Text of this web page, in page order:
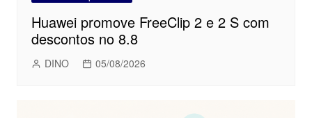
Huawei promove FreeClip 2 e 2 S com
descontos no 8.8
DINO 05/08/2026